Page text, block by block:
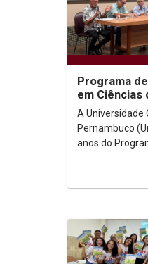
Programa
em Ciências
celebra 20
A Universidade
Pernambuco
anos do